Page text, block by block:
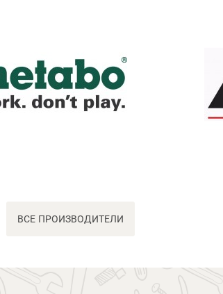
ВСЕ ПРОИЗВОДИТЕЛИ